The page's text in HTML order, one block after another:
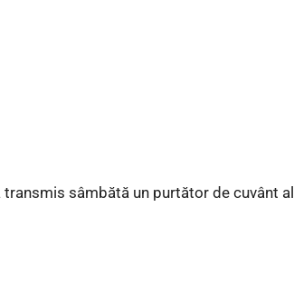
sâmbătă un purtător de cuvânt al